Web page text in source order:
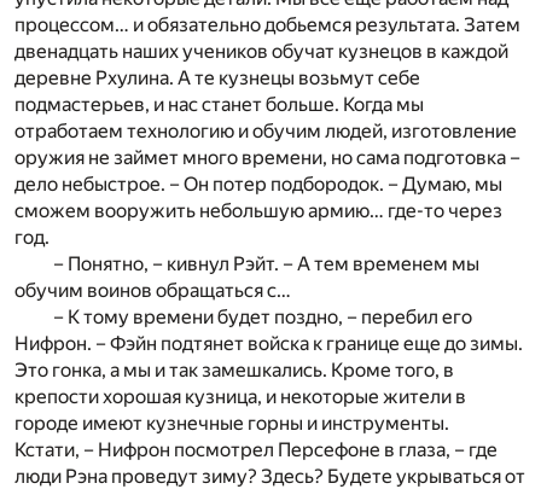
процессом… и обязательно добьемся результата. Затем
двенадцать наших учеников обучат кузнецов в каждой
деревне Рхулина. А те кузнецы возьмут себе
подмастерьев, и нас станет больше. Когда мы
отработаем технологию и обучим людей, изготовление
оружия не займет много времени, но сама подготовка –
дело небыстрое. – Он потер подбородок. – Думаю, мы
сможем вооружить небольшую армию… где-то через
год.
– Понятно, – кивнул Рэйт. – А тем временем мы
обучим воинов обращаться с…
– К тому времени будет поздно, – перебил его
Нифрон. – Фэйн подтянет войска к границе еще до зимы.
Это гонка, а мы и так замешкались. Кроме того, в
крепости хорошая кузница, и некоторые жители в
городе имеют кузнечные горны и инструменты.
Кстати, – Нифрон посмотрел Персефоне в глаза, – где
люди Рэна проведут зиму? Здесь? Будете укрываться от